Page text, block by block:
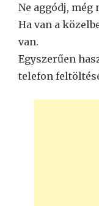
Ne aggódj, még
Ha van a
van.
Egyszerűen
telefon